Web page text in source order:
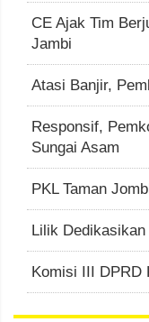
CE Ajak Tim
Jambi
Atasi Banjir,
Responsif,
Sungai Asam
PKL Taman
Lilik
Komisi III DPRD